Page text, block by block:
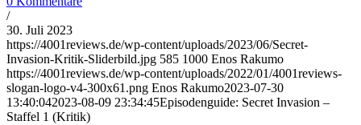
/
30. Juli 2023
https://4001reviews.de/wp-content/uploads/2023/06/Secret-
Invasion-Kritik-Sliderbild.jpg 585 1000 Enos Rakumo
https://4001reviews.de/wp-content/uploads/2022/01/4001reviews-
slogan-logo-v4-300x61.png Enos Rakumo2023-07-30
13:40:042023-08-09 23:34:45Episodenguide: Secret Invasion –
Staffel 1 (Kritik)